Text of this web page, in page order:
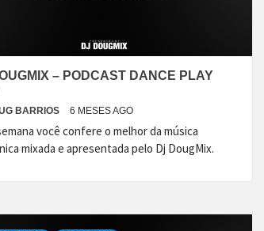
– PODCAST DANCE PLAY
BARRIOS 6 MESES AGO
você confere o melhor da música
mixada e apresentada pelo Dj DougMix.